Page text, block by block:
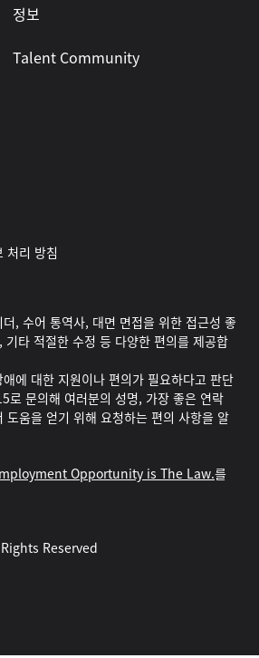
정보
Talent Community
처리 방침
, 수어 통역사, 대면 면접을 위한 접근성 좋
타 적절한 수정 등 다양한 편의를 제공합
에 대한 지원이나 편의가 필요하다고 판단
문의해 여러분의 성명, 가장 좋은 연락
도움을 얻기 위해 요청하는 편의 사항을 알
Opportunity is The Law.를
Reserved